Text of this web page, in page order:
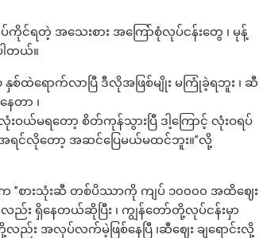
ရတဲ့ အသေးစား အကြော်စုံလုပ်ငန်းတွေ ၊ မုန့်
ါတယ်။
စ်ထဲရောက်လာပြီ ဒီလိုအဖြစ်မျိုး မကြုံခဲ့ရဘူး ၊ ဆီ
တာ ၊
မရတော့ စိတ်ကုန်သွားပြီ ဒါ့ကြောင့် လုံးဝရပ်
ရင်လိုတော့ အဆင်ပြေမယ်မထင်ဘူး။”လို့
က ”စားသုံးဆီ တစ်ပိဿာကို ကျပ် ၁၀၀၀၀ အထိဈေး
း ရှိနေတယ်ဆိုပြီး ၊ ကျွန်တော်တို့လုပ်ငန်းမှာ
း အလုပ်လက်မဲ့ဖြစ်နေပြီ ၊ဆီဈေး ချရောင်းလို့